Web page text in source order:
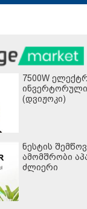
7500W
ინვერტორული
(დვიჟოკი)
ნესტის
ამომშრობი
ძლიერი